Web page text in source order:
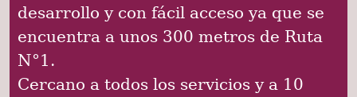
desarrollo y con fácil acceso ya que se
encuentra a unos 300 metros de Ruta
N°1.
Cercano a todos los servicios y a 10